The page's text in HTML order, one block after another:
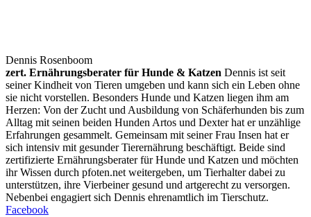
Dennis Rosenboom
zert. Ernährungsberater für Hunde & Katzen Dennis ist seit
seiner Kindheit von Tieren umgeben und kann sich ein Leben ohne
sie nicht vorstellen. Besonders Hunde und Katzen liegen ihm am
Herzen: Von der Zucht und Ausbildung von Schäferhunden bis zum
Alltag mit seinen beiden Hunden Artos und Dexter hat er unzählige
Erfahrungen gesammelt. Gemeinsam mit seiner Frau Insen hat er
sich intensiv mit gesunder Tierernährung beschäftigt. Beide sind
zertifizierte Ernährungsberater für Hunde und Katzen und möchten
ihr Wissen durch pfoten.net weitergeben, um Tierhalter dabei zu
unterstützen, ihre Vierbeiner gesund und artgerecht zu versorgen.
Nebenbei engagiert sich Dennis ehrenamtlich im Tierschutz.
Facebook